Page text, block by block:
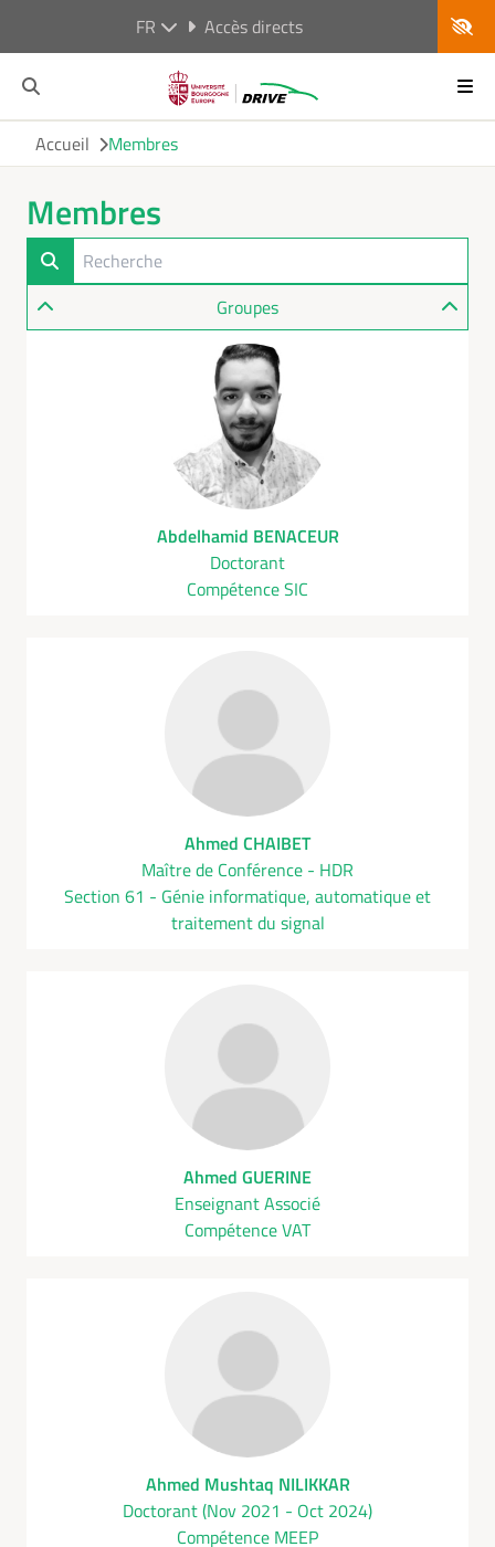
FR Accès directs
Accueil Membres
Membres
Groupes
Abdelhamid BENACEUR
Doctorant
Compétence SIC
Ahmed CHAIBET
Maître de Conférence - HDR
Section 61 - Génie informatique, automatique et
traitement du signal
Ahmed GUERINE
Enseignant Associé
Compétence VAT
Ahmed Mushtaq NILIKKAR
Doctorant (Nov 2021 - Oct 2024)
Compétence MEEP